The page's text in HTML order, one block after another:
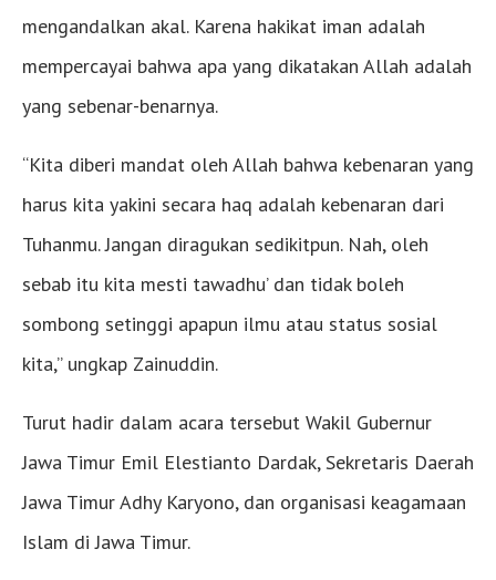
mengandalkan akal. Karena hakikat iman adalah
mempercayai bahwa apa yang dikatakan Allah adalah
yang sebenar-benarnya.
“Kita diberi mandat oleh Allah bahwa kebenaran yang
harus kita yakini secara haq adalah kebenaran dari
Tuhanmu. Jangan diragukan sedikitpun. Nah, oleh
sebab itu kita mesti tawadhu’ dan tidak boleh
sombong setinggi apapun ilmu atau status sosial
kita,” ungkap Zainuddin.
Turut hadir dalam acara tersebut Wakil Gubernur
Jawa Timur Emil Elestianto Dardak, Sekretaris Daerah
Jawa Timur Adhy Karyono, dan organisasi keagamaan
Islam di Jawa Timur.